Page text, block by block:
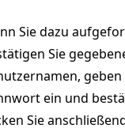
Sie dazu
Sie
geben
ein und
Sie